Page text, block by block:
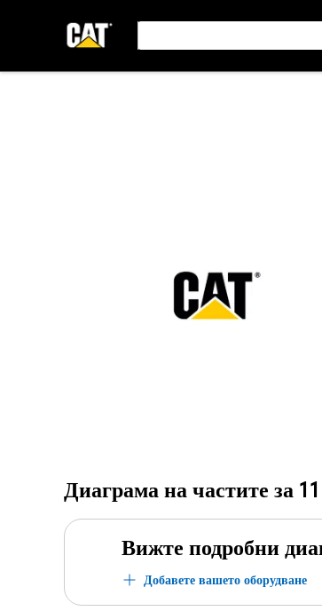
Диаграма на частите за
Вижте подробни
Добавете вашето оборудване